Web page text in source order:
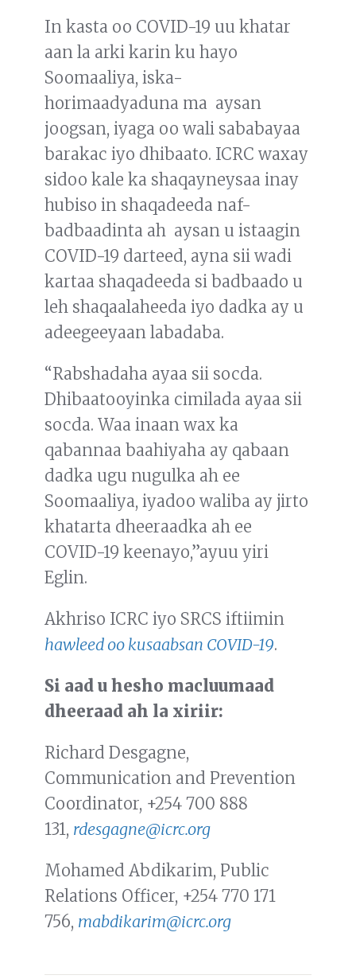
In kasta oo COVID-19 uu khatar
aan la arki karin ku hayo
Soomaaliya, iska-
horimaadyaduna ma aysan
joogsan, iyaga oo wali sababayaa
barakac iyo dhibaato. ICRC waxay
sidoo kale ka shaqayneysaa inay
hubiso in shaqadeeda naf-
badbaadinta ah aysan u istaagin
COVID-19 darteed, ayna sii wadi
kartaa shaqadeeda si badbaado u
leh shaqaalaheeda iyo dadka ay u
adeegeeyaan labadaba.
“Rabshadaha ayaa sii socda.
Dhibaatooyinka cimilada ayaa sii
socda. Waa inaan wax ka
qabannaa baahiyaha ay qabaan
dadka ugu nugulka ah ee
Soomaaliya, iyadoo waliba ay jirto
khatarta dheeraadka ah ee
COVID-19 keenayo,”ayuu yiri
Eglin.
Akhriso ICRC iyo SRCS iftiimin
hawleed oo kusaabsan COVID-19.
Si aad u hesho macluumaad
dheeraad ah la xiriir:
Richard Desgagne,
Communication and Prevention
Coordinator, +254 700 888
131, rdesgagne@icrc.org
Mohamed Abdikarim, Public
Relations Officer, +254 770 171
756, mabdikarim@icrc.org